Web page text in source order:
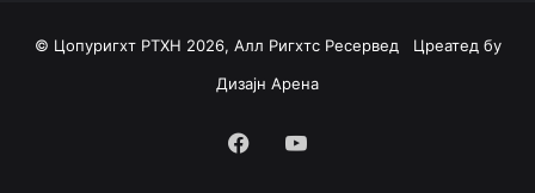
© Цопyригхт РТХН 2026, Алл Ригхтс Ресервед Цреатед бy
Дизајн Арена
Facebook